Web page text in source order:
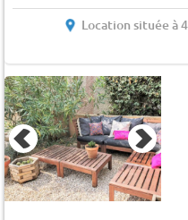
Location située à